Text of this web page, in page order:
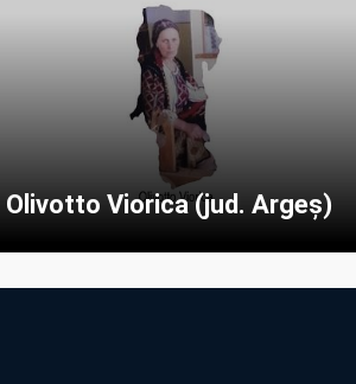
Olivotto Viorica (jud. Argeș)